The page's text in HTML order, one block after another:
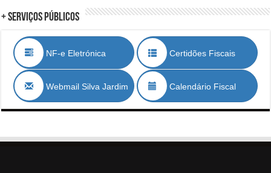
+ Serviços Públicos
NF-e Eletrónica Certidões Fiscais
Webmail Silva Jardim Calendário Fiscal